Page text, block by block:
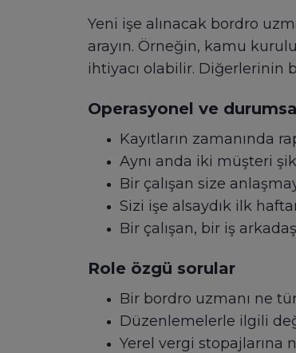
Yeni işe alınacak bordro
arayın. Örneğin, kamu
ihtiyacı olabilir. Diğerlerinin
Operasyonel ve
Kayıtların zamanında
Aynı anda iki müşteri
Bir çalışan size
Sizi işe alsaydık ilk
Bir çalışan, bir iş
Role özgü sorular
Bir bordro uzmanı ne
Düzenlemelerle ilgili
Yerel vergi stopajlarına